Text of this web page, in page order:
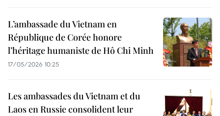
L’ambassade du Vietnam en
République de Corée honore
l’héritage humaniste de Hô Chi Minh
17/05/2026 10:25
Les ambassades du Vietnam et du
Laos en Russie consolident leur